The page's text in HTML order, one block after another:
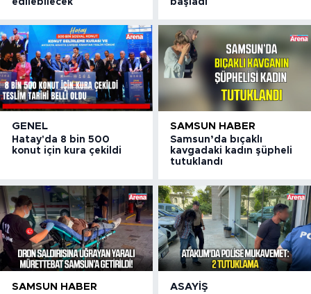
GENEL
Hatay'da 8 bin 500
konut için kura çekildi
SAMSUN HABER
Samsun’da bıçaklı
kavgadaki kadın şüpheli
tutuklandı
SAMSUN HABER ASAYIŞ